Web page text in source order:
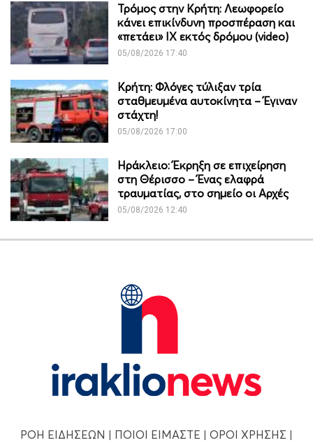
Τρόμος στην Κρήτη: Λεωφορείο
κάνει επικίνδυνη προσπέραση και
«πετάει» ΙΧ εκτός δρόμου (video)
05/08/2026 17:40
Κρήτη: Φλόγες τύλιξαν τρία
σταθμευμένα αυτοκίνητα – Έγιναν
στάχτη!
05/08/2026 17:00
Ηράκλειο: Έκρηξη σε επιχείρηση
στη Θέρισσο – Ένας ελαφρά
τραυματίας, στο σημείο οι Αρχές
05/08/2026 12:40
ΡΟΗ ΕΙΔΗΣΕΩΝ | ΠΟΙΟΙ ΕΙΜΑΣΤΕ | ΟΡΟΙ ΧΡΗΣΗΣ |